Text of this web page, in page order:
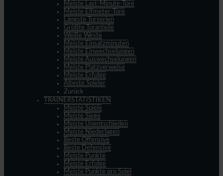
Meiste Last-Minute-Tore
Meiste Elfmeter-Tore
Längste Torserien
Größte Toranteile
Weiße Weste
Meiste Einsatzminuten
Meiste Einwechselungen
Meiste Auswechselungen
Meiste Platzverweise
Meiste Erfolge
Älteste Spieler
Zurück
TRAINERSTATISTIKEN
Meiste Spiele
Meiste Siege
Meiste Unentschieden
Meiste Niederlagen
Beste Offensive
Beste Defensive
Meiste Punkte
Meiste Erfolge
Meiste Punkte pro Spiel